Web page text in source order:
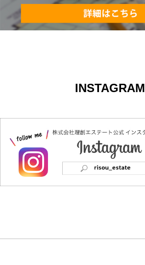
INSTAGRAM